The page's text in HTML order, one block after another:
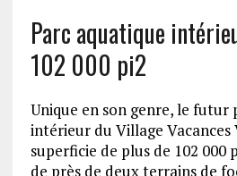
Parc aquatique
102 000 pi2
Unique en son genre, le futur
intérieur du Village Vacances
superficie de plus de 102 000
de près de deux terrains de